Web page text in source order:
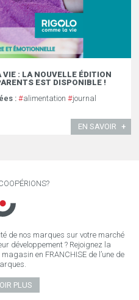
: LA NOUVELLE ÉDITION
EST DISPONIBLE !
: #alimentation #journal
EN SAVOIR
de nos marques sur votre marché
développement ? Rejoignez la
en FRANCHISE de l’une de
PLUS